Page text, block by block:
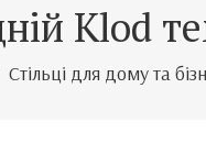
Klod
Стільці для дому та